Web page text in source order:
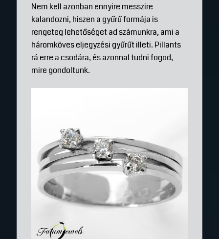
Nem kell azonban ennyire messzire
kalandozni, hiszen a gyűrű formája is
rengeteg lehetőséget ad számunkra, ami a
háromköves eljegyzési gyűrűt illeti. Pillants
rá erre a csodára, és azonnal tudni fogod,
mire gondoltunk.